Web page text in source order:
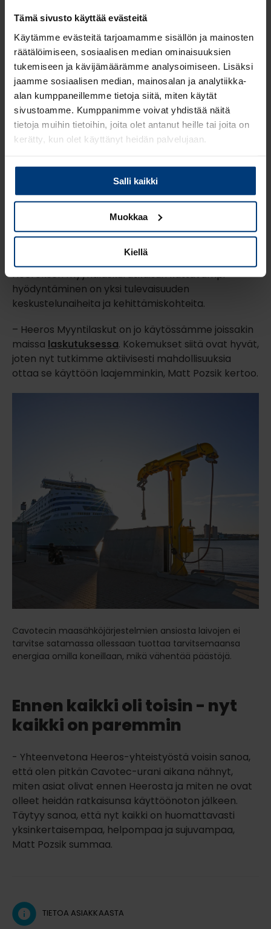
Tämä sivusto käyttää evästeitä
Käytämme evästeitä tarjoamamme sisällön ja mainosten
räätälöimiseen, sosiaalisen median ominaisuuksien
tukemiseen ja kävijämäärämme analysoimiseen. Lisäksi
jaamme sosiaalisen median, mainosalan ja analytiikka-
alan kumppaneillemme tietoja siitä, miten käytät
sivustoamme. Kumppanimme voivat yhdistää näitä
tietoja muihin tietoihin, joita olet antanut heille tai joita on
kerätty, kun olet käyttänyt heidän palvelujaan.
LueTietosuojaehdoistammelisää siitä keitä olemme,
miten voit ottaa meihin yhteyttä ja miten käsittelemme
henkilökohtaisia tietojasi.
Salli kaikki
Muokkaa
Kiellä
Tietenkin jos voisi toivoa mitä tahansa, 24/7-tuki
olisi fantastinen palvelu, mutta ymmärrän, että
toiveeni on kohtuuton, Matt Pozsik virnistää.
Yksi onnistuneen yhteistyön edellytyksistä on ollut
tiivis vuorovaikutus.
– Olemme viime aikoina pitäneet tiiviiseen tahtiin
kokouksia, joissa olemme käyneet läpi, miten
voimme yksinkertaistaa prosessejamme puolin ja
entisestään. Olemme yhdessä todenneet, että
useammin. Tulemmekin vastaisuudessa
järjestämään säännölliset kvartaalipalaverit, joissa
voimme pohtia asioita strategisella tasolla ja myös
käydä läpi operatiivisella tasolla, missä mennään.
Heeroksen myyntilaskuratkaisun kattavampi
hyödyntäminen on yksi tulevaisuuden
keskustelunaiheita ja kehittämiskohteita.
– Heeros Myyntilaskut on jo käytössämme joissakin
maissa laskutuksessa. Kokemukset siitä ovat hyvät,
joten nyt tutkimme aktiivisesti mahdollisuuksia
ottaa se käyttöön laajemminkin, Matt Pozsik kertoo.
Cavotecin maasähköjärjestelmien ansiosta laivojen ei
tarvitse satamassa ollessaan tuottaa tarvitsemaansa
energiaa omilla koneillaan, mikä vähentää päästöjä.
Ennen kaikki oli toisin - nyt
kaikki on paremmin
- Yhteenvetona Heeros-yhteistyöstä voisin sanoa,
että olen pitkän Cavotec-urani aikana nähnyt,
miten asiat olivat ennen Heerosta ja miten ne ovat
olleet heidän ratkaisunsa käyttöönoton jälkeen.
Täytyy sanoa, että nyt kaikki on huomattavasti
yksinkertaisempaa, helpompaa ja sujuvampaa,
Matt Pozsik summaa.
TIETOA ASIAKKAASTA